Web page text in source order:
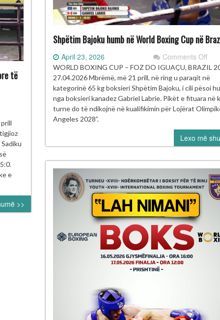
të
e
>>
Shpëtim Bajoku humb në World Boxing Cup në
April 23, 2026 Comments Offon
në
Cup
në
WORLD BOXING CUP – FOZ DO IGUAÇU, BRAZIL
27.04.2026 Mbrëmë, më 21 prill, në ring u paraqit në
kategorinë 65 kg boksieri Shpëtim Bajoku, i cili pësoi
nga boksieri kanadez Gabriel Labrie. Pikët e fituara në
turne do të ndikojnë në kualifikimin për Lojërat
Angeles 2028”.
Lexo më